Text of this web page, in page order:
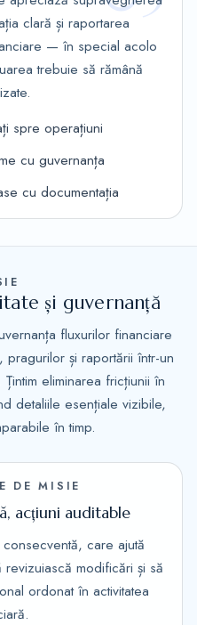
clară și raportarea
— în special acolo
trebuie să rămână
spre operațiuni
cu guvernanța
cu documentația
și guvernanță
fluxurilor financiare
și raportării într-un
eliminarea fricțiunii în
detaliile esențiale vizibile,
în timp.
DE MISIE
acțiuni auditable
care ajută
modificări și să
ordonat în activitatea